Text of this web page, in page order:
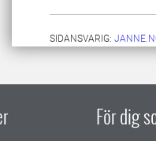
SIDANSVARIG:
För dig